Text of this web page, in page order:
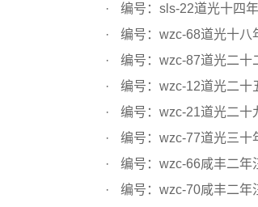
编号：sls-22道光十四年
编号：wzc-68道光十八年汪
编号：wzc-87道光二十二年汪
编号：wzc-12道光二十五年胡
编号：wzc-21道光二十九年汪
编号：wzc-77道光三十年汪
编号：wzc-66咸丰二年汪起
编号：wzc-70咸丰二年汪起